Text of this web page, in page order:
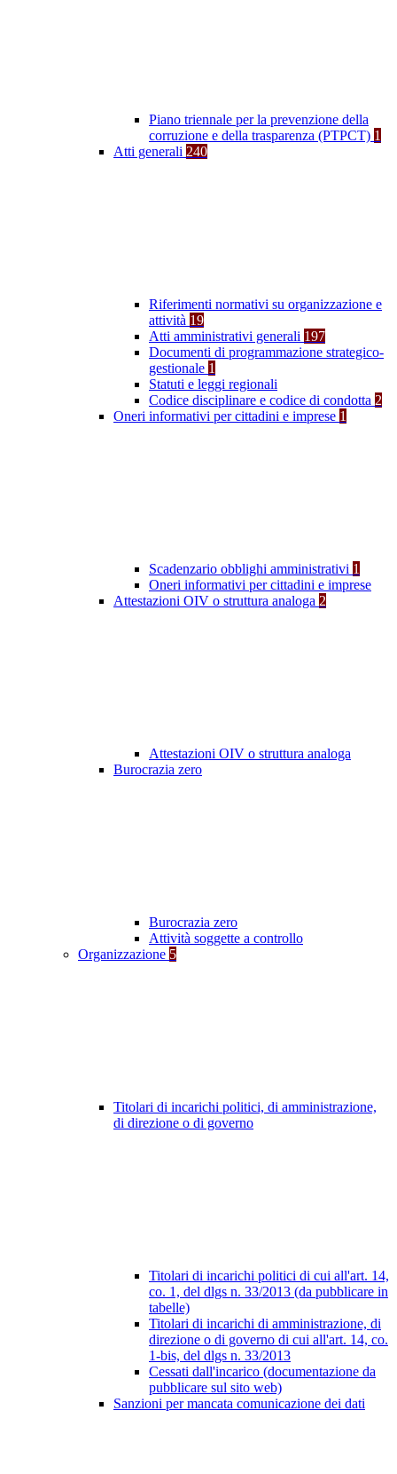
Piano triennale per la prevenzione della
corruzione e della trasparenza (PTPCT) 1
Atti generali 240
Riferimenti normativi su organizzazione e
attività 19
Atti amministrativi generali 197
Documenti di programmazione strategico-
gestionale 1
Statuti e leggi regionali
Codice disciplinare e codice di condotta 2
Oneri informativi per cittadini e imprese 1
Scadenzario obblighi amministrativi 1
Oneri informativi per cittadini e imprese
Attestazioni OIV o struttura analoga 2
Attestazioni OIV o struttura analoga
Burocrazia zero
Burocrazia zero
Attività soggette a controllo
Organizzazione 5
Titolari di incarichi politici, di amministrazione,
di direzione o di governo
Titolari di incarichi politici di cui all'art. 14,
co. 1, del dlgs n. 33/2013 (da pubblicare in
tabelle)
Titolari di incarichi di amministrazione, di
direzione o di governo di cui all'art. 14, co.
1-bis, del dlgs n. 33/2013
Cessati dall'incarico (documentazione da
pubblicare sul sito web)
Sanzioni per mancata comunicazione dei dati